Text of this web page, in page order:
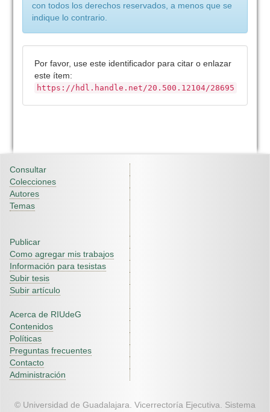
con todos los derechos reservados, a menos que se
indique lo contrario.
Por favor, use este identificador para citar o enlazar
este ítem:
https://hdl.handle.net/20.500.12104/28695
Consultar
Colecciones
Autores
Temas
Publicar
Como agregar mis trabajos
Información para tesistas
Subir tesis
Subir artículo
Acerca de RIUdeG
Contenidos
Políticas
Preguntas frecuentes
Contacto
Administración
© Universidad de Guadalajara. Vicerrectoría Ejecutiva. Sistema